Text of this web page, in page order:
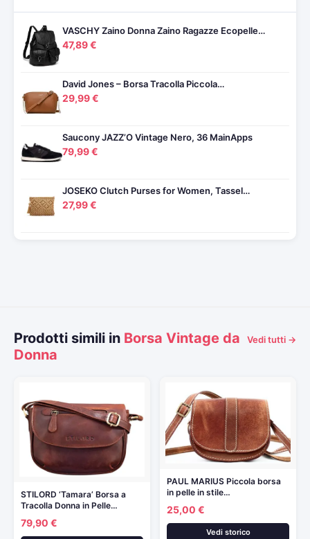
VASCHY Zaino Donna Zaino Ragazze Ecopelle…
47,89 €
David Jones – Borsa Tracolla Piccola…
29,99 €
Saucony JAZZ’O Vintage Nero, 36 MainApps
79,99 €
JOSEKO Clutch Purses for Women, Tassel…
27,99 €
Prodotti simili in Borsa Vintage da
Donna
Vedi tutti →
STILORD ‘Tamara’ Borsa a
Tracolla Donna in Pelle…
79,90 €
PAUL MARIUS Piccola borsa
in pelle in stile…
25,00 €
Vedi storico